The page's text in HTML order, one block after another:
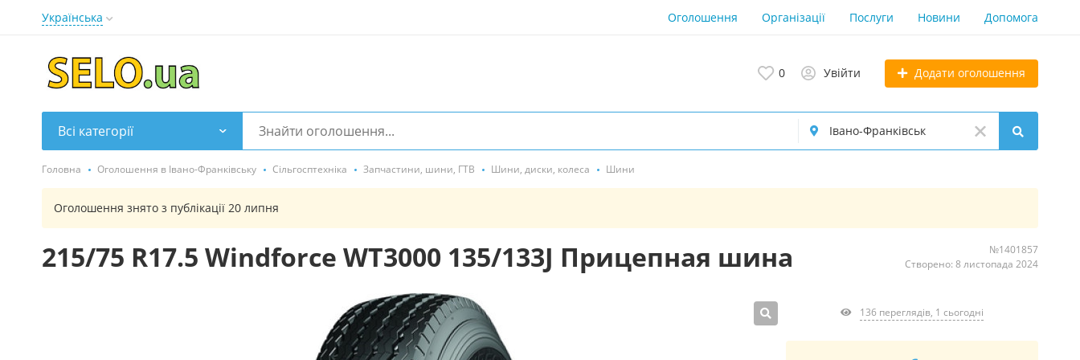
Українська Оголошення Організації Послуги Новини Допомога
0 Увійти Додати оголошення
Всі категорії
Головна Оголошення в Івано-Франківську Сільгосптехніка Запчастини, шини, ГТВ Шини, диски, колеса Шини
Оголошення знято з публікації 20 липня
215/75 R17.5 Windforce WT3000 135/133J Прицепная шина
№1401857
Створено: 8 листопада 2024
136 переглядів, 1 сьогодні